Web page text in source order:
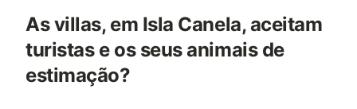
As villas, em Isla Canela, aceitam
turistas e os seus animais de
estimação?